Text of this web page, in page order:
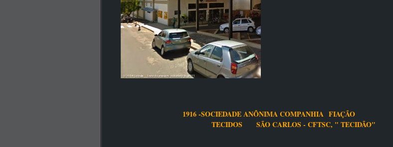
1916 -SOCIEDADE ANÔNIMA COMPANHIA FIAÇÃO
TECIDOS
SÃO CARLOS - CFTSC, " TECIDÃO"